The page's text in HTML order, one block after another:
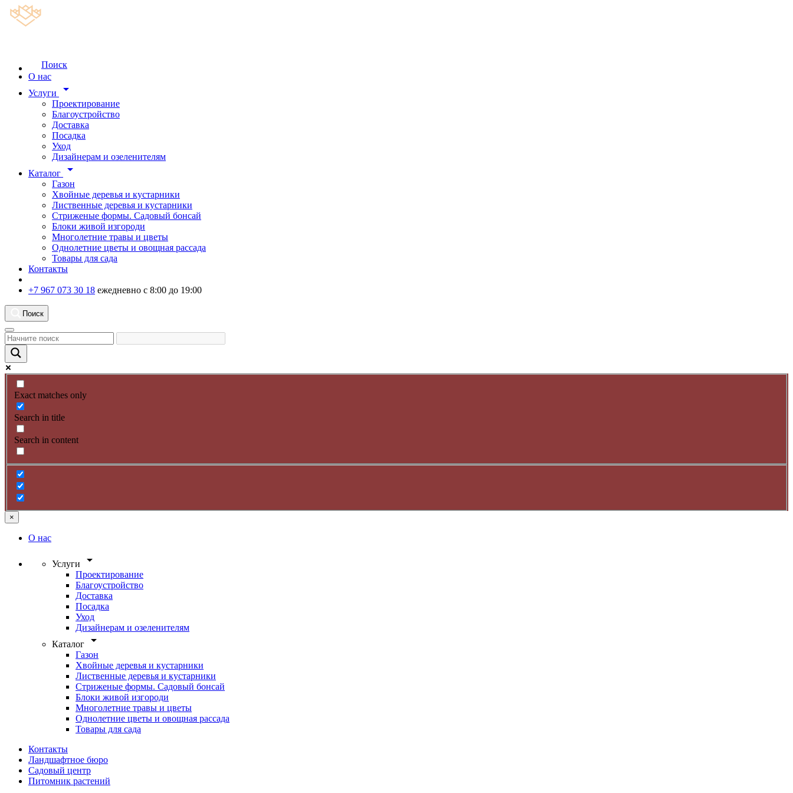
Поиск
О нас
Услуги
arrow_drop_down
Проектирование
Благоустройство
Доставка
Посадка
Уход
Дизайнерам и озеленителям
Каталог
arrow_drop_down
Газон
Хвойные деревья и кустарники
Лиственные деревья и кустарники
Стриженые формы. Садовый бонсай
Блоки живой изгороди
Многолетние травы и цветы
Однолетние цветы и овощная рассада
Товары для сада
Контакты
+7 967 073 30 18 ежедневно с 8:00 до 19:00
Поиск
Exact matches only
Search in title
Search in content
×
О нас
Услуги arrow_drop_down
Проектирование
Благоустройство
Доставка
Посадка
Уход
Дизайнерам и озеленителям
Каталог
arrow_drop_down
Газон
Хвойные деревья и кустарники
Лиственные деревья и кустарники
Стриженые формы. Садовый бонсай
Блоки живой изгороди
Многолетние травы и цветы
Однолетние цветы и овощная рассада
Товары для сада
Контакты
Ландшафтное бюро
Садовый центр
Питомник растений